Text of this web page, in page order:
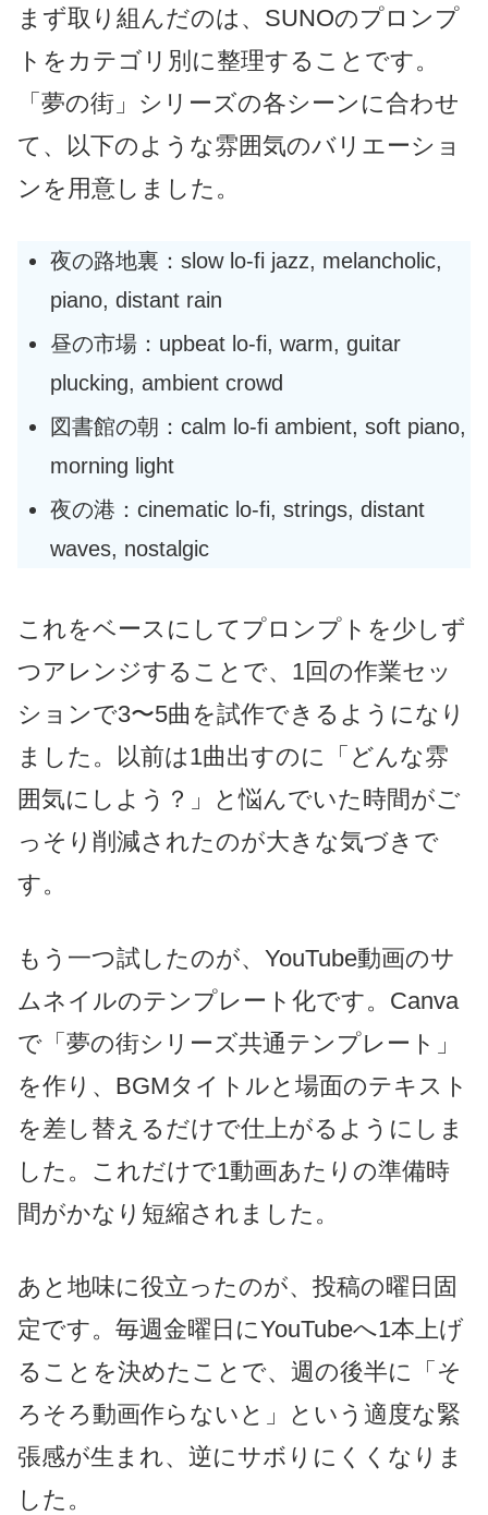
まず取り組んだのは、SUNOのプロンプ
トをカテゴリ別に整理することです。
「夢の街」シリーズの各シーンに合わせ
て、以下のような雰囲気のバリエーショ
ンを用意しました。
夜の路地裏：slow lo-fi jazz, melancholic,
piano, distant rain
昼の市場：upbeat lo-fi, warm, guitar
plucking, ambient crowd
図書館の朝：calm lo-fi ambient, soft piano,
morning light
夜の港：cinematic lo-fi, strings, distant
waves, nostalgic
これをベースにしてプロンプトを少しず
つアレンジすることで、1回の作業セッ
ションで3〜5曲を試作できるようになり
ました。以前は1曲出すのに「どんな雰
囲気にしよう？」と悩んでいた時間がご
っそり削減されたのが大きな気づきで
す。
もう一つ試したのが、YouTube動画のサ
ムネイルのテンプレート化です。Canva
で「夢の街シリーズ共通テンプレート」
を作り、BGMタイトルと場面のテキスト
を差し替えるだけで仕上がるようにしま
した。これだけで1動画あたりの準備時
間がかなり短縮されました。
あと地味に役立ったのが、投稿の曜日固
定です。毎週金曜日にYouTubeへ1本上げ
ることを決めたことで、週の後半に「そ
ろそろ動画作らないと」という適度な緊
張感が生まれ、逆にサボりにくくなりま
した。